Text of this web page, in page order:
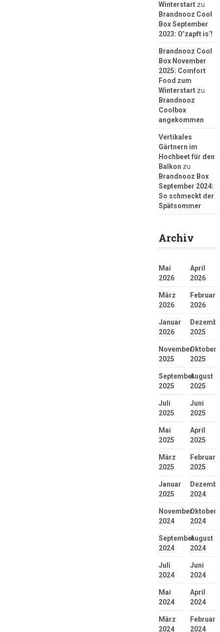
Winterstartzu
Brandnooz Cool
Box September
2023: O’zapft is‘!
Brandnooz Cool
Box November
2025: Comfort
Food zum
Winterstartzu
Brandnooz
Coolbox
angekommen
Vertikales
Gärtnern im
Hochbeet für den
Balkon zu
Brandnooz Box
September 2024:
So schmeckt der
Spätsommer
Archiv
Mai
2026
April
2026
März
2026
Februar
2026
Januar
2026
2025
November
2025
Oktober
2025
September
2025
August
2025
Juli
2025
Juni
2025
Mai
2025
April
2025
März
2025
Februar
2025
Januar
2025
2024
November
2024
Oktober
2024
September
2024
August
2024
Juli
2024
Juni
2024
Mai
2024
April
2024
März
2024
Februar
2024